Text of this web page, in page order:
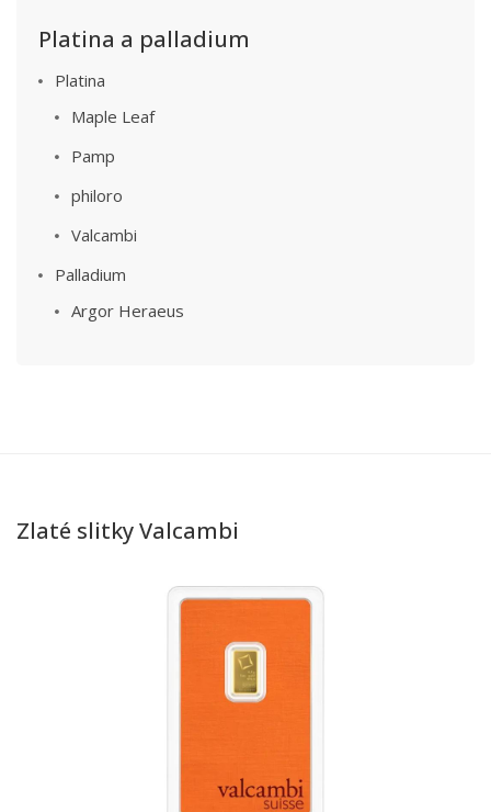
Platina a palladium
Platina
Maple Leaf
Pamp
philoro
Valcambi
Palladium
Argor Heraeus
Zlaté slitky Valcambi